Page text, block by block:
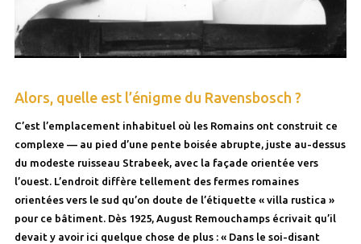
Alors, quelle est l’énigme du Ravensbosch ?
C’est l’emplacement inhabituel où les Romains ont construit ce
complexe — au pied d’une pente boisée abrupte, juste au-dessus
du modeste ruisseau Strabeek, avec la façade orientée vers
l’ouest. L’endroit diffère tellement des fermes romaines
orientées vers le sud qu’on doute de l’étiquette « villa rustica »
pour ce bâtiment. Dès 1925, August Remouchamps écrivait qu’il
devait y avoir ici quelque chose de plus : « Dans le soi-disant